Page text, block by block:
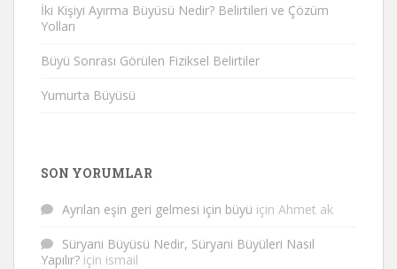
İki Kişiyi Ayırma Büyüsü Nedir? Belirtileri ve Çözüm
Yolları
Büyü Sonrası Görülen Fiziksel Belirtiler
Yumurta Büyüsü
SON YORUMLAR
Ayrılan eşin geri gelmesi için büyü için Ahmet ak
Süryani Büyüsü Nedir, Süryani Büyüleri Nasıl
Yapılır? için ismail